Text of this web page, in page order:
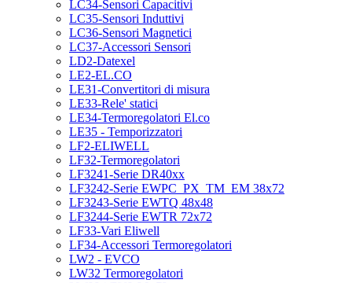
LC34-Sensori Capacitivi
LC35-Sensori Induttivi
LC36-Sensori Magnetici
LC37-Accessori Sensori
LD2-Datexel
LE2-EL.CO
LE31-Convertitori di misura
LE33-Rele' statici
LE34-Termoregolatori El.co
LE35 - Temporizzatori
LF2-ELIWELL
LF32-Termoregolatori
LF3241-Serie DR40xx
LF3242-Serie EWPC_PX_TM_EM 38x72
LF3243-Serie EWTQ 48x48
LF3244-Serie EWTR 72x72
LF33-Vari Eliwell
LF34-Accessori Termoregolatori
LW2 - EVCO
LW32 Termoregolatori